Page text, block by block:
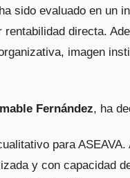
sido evaluado en un
directa.
imagen
Fernández, ha
para
y con capacidad